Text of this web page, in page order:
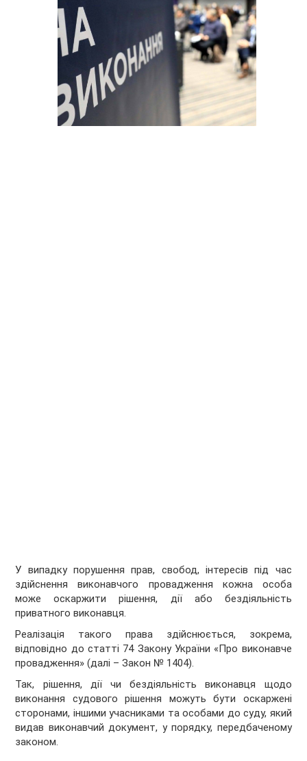
У випадку порушення прав, свобод, інтересів під час
здійснення виконавчого провадження кожна особа
може оскаржити рішення, дії або бездіяльність
приватного виконавця.
Реалізація такого права здійснюється, зокрема,
відповідно до статті 74 Закону України «Про виконавче
провадження» (далі – Закон № 1404).
Так, рішення, дії чи бездіяльність виконавця щодо
виконання судового рішення можуть бути оскаржені
сторонами, іншими учасниками та особами до суду, який
видав виконавчий документ, у порядку, передбаченому
законом.